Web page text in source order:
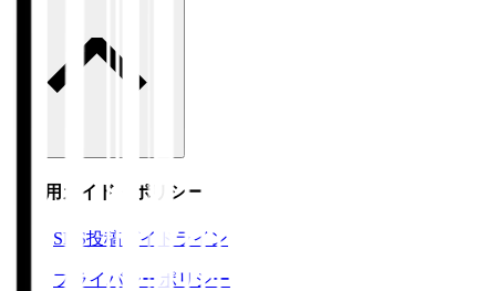
ご利用ガイド・ポリシー
SNS投稿ガイドライン
プライバシーポリシー